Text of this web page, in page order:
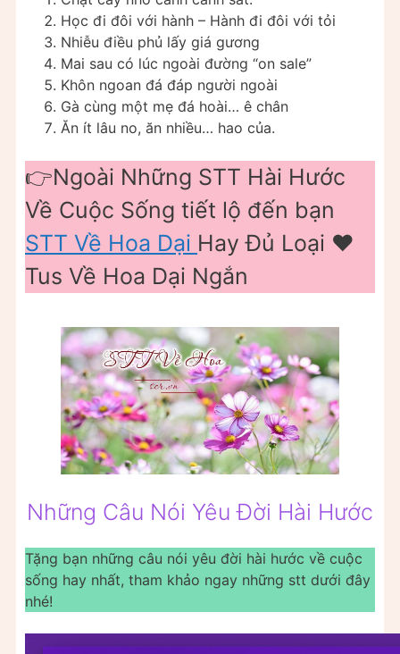
Học đi đôi với hành – Hành đi đôi với tỏi
Nhiễu điều phủ lấy giá gương
Mai sau có lúc ngoài đường “on sale”
Khôn ngoan đá đáp người ngoài
Gà cùng một mẹ đá hoài… ê chân
Ăn ít lâu no, ăn nhiều… hao của.
👉Ngoài Những STT Hài Hước
Về Cuộc Sống tiết lộ đến bạn
STT Về Hoa Dại Hay Đủ Loại ❤️️
Tus Về Hoa Dại Ngắn
Những Câu Nói Yêu Đời Hài Hước
Tặng bạn những câu nói yêu đời hài hước về cuộc
sống hay nhất, tham khảo ngay những stt dưới đây
nhé!